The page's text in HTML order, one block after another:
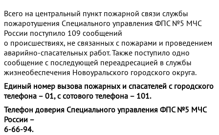
Всего на центральный пункт пожарной связи службы
пожаротушения Специального управления ФПС №5 МЧС
России поступило 109 сообщений
о происшествиях, не связанных с пожарами и проведением
аварийно-спасательных работ. Также поступило одно
сообщение с последующей переадресацией в службы
жизнеобеспечения Новоуральского городского округа.
Единый номер вызова пожарных и спасателей с городского
телефона – 01, с сотового телефона – 101.
Телефон доверия Специального управления ФПС №5 МЧС
России –
6-66-94.